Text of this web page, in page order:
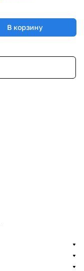
В корзину